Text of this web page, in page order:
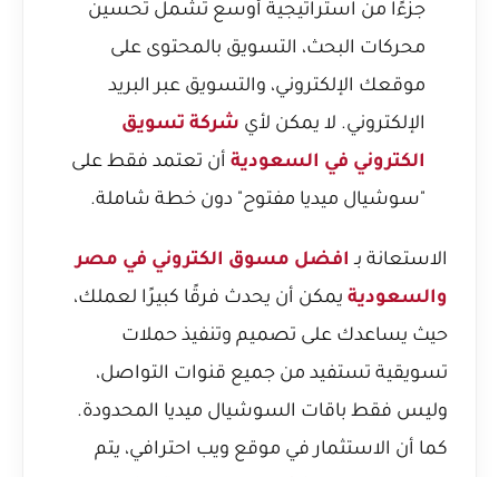
جزءًا من استراتيجية أوسع تشمل تحسين
محركات البحث، التسويق بالمحتوى على
موقعك الإلكتروني، والتسويق عبر البريد
الإلكتروني. لا يمكن لأي شركة تسويق
الكتروني في السعودية أن تعتمد فقط على
"سوشيال ميديا مفتوح" دون خطة شاملة.
الاستعانة بـ افضل مسوق الكتروني في مصر
والسعودية يمكن أن يحدث فرقًا كبيرًا لعملك،
حيث يساعدك على تصميم وتنفيذ حملات
تسويقية تستفيد من جميع قنوات التواصل،
وليس فقط باقات السوشيال ميديا المحدودة.
كما أن الاستثمار في موقع ويب احترافي، يتم